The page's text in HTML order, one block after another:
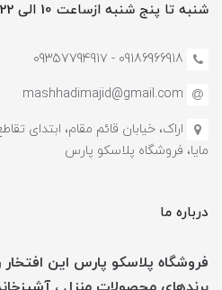
شنبه تا پنج شنبه ازساعت 10 الی 22 پاسخگوی شما هستیم
09186966918 - 0935779491۷
mashhadimajid@gmail.com
اراک، خیابان قائم مقام، ابتدای
مایا، فروشگاه پلاسکو پارس
درباره ما
فروشگاه پلاسکو پارس این افتخار